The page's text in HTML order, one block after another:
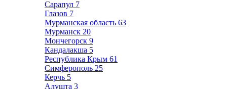
Сарапул 7
Глазов 7
Мурманская область 63
Мурманск 20
Мончегорск 9
Кандалакша 5
Республика Крым 61
Симферополь 25
Керчь 5
Алушта 3